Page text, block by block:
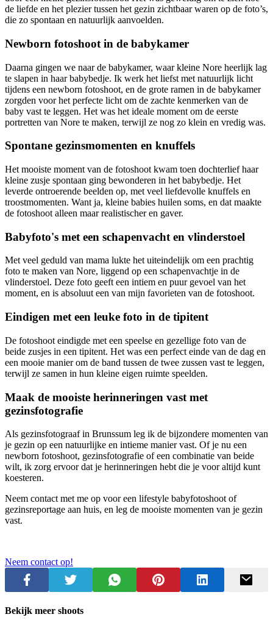
de liefde en het plezier tussen het gezin zichtbaar waren op de foto’s,
die zo spontaan en natuurlijk aanvoelden.
Newborn fotoshoot in de babykamer
Daarna gingen we naar de babykamer, waar kleine Nore heerlijk lag
te slapen in haar babybedje. Ik werk het liefst met natuurlijk licht
tijdens een newborn fotoshoot, en de grote ramen in de babykamer
zorgden voor het perfecte licht om de zachte kenmerken van de
baby vast te leggen. Het was het ideale moment om de eerste
portretten van Nore te maken, terwijl ze nog zo klein en vredig was.
Spontane gezinsmomenten en knuffels
Het mooiste moment van de fotoshoot kwam toen dochterlief haar
kleine zusje spontaan ging bewonderen in het babybedje. Het
leverde ontroerende beelden op, met veel liefdevolle knuffels en
troostmomenten. Want ja, kleine babies huilen soms, en dat maakte
de fotoshoot alleen maar realistischer en gaver.
Babyfoto's met een schapenvacht en vlinderstoel
Met veel geduld van mama lukte het uiteindelijk om een prachtig
foto te maken van Nore, liggend op een schapenvachtje in de
vlinderstoel. Deze foto geeft een intiem en puur gevoel van het
moment, en is absoluut een van mijn favorieten van de fotoshoot.
Eindigen met een leuke foto in de tipitent
De fotoshoot eindigde met een speelse en gezellige foto van de
beide zusjes in een tipitent. Het was een perfect einde van de dag en
een mooie manier om de band tussen de twee zussen vast te leggen,
terwijl ze samen in hun kleine eigen ruimte speelden.
Maak de mooiste herinneringen vast met
gezinsfotografie
Als gezinsfotograaf in Brunssum leg ik de bijzondere momenten van
je gezin op een natuurlijke en intieme manier vast. Of je nu een
newborn fotoshoot, gezinsfotografie of een combinatie van beide
wilt, ik zorg ervoor dat je herinneringen hebt die je voor altijd kunt
koesteren.
Neem contact met me op voor een lifestyle babyfotoshoot of
gezinsreportage aan huis, en leg de mooiste momenten van je gezin
vast.
Neem contact op!
Bekijk meer shoots